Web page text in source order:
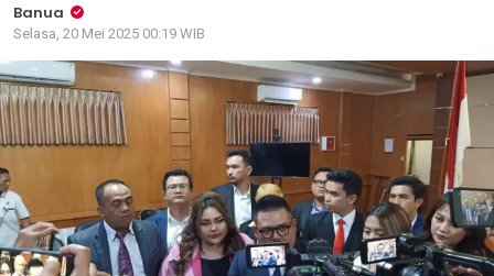
Banua
Selasa, 20 Mei 2025 00:19 WIB